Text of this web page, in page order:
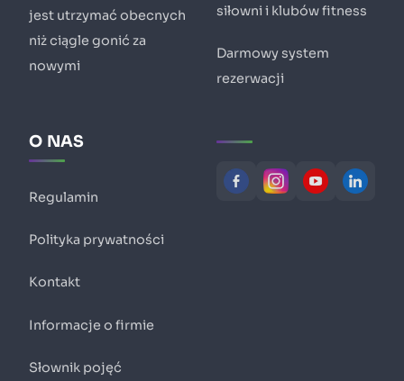
jest utrzymać obecnych
niż ciągle gonić za
nowymi
siłowni i klubów fitness
Darmowy system
rezerwacji
O NAS
Regulamin
Polityka prywatności
Kontakt
Informacje o firmie
Słownik pojęć